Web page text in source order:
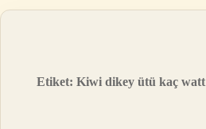
Etiket:Kiwi dikey ütü kaç watt